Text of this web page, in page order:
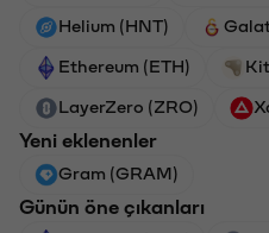
Helium (HNT)
Ethereum (ETH)
LayerZero (ZRO)
Yeni eklenenler
Gram (GRAM)
Günün öne çıkanları